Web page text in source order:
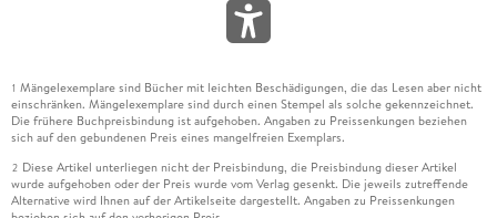
1 Mängelexemplare sind Bücher mit leichten Beschädigungen, die das Lesen aber nicht
einschränken. Mängelexemplare sind durch einen Stempel als solche gekennzeichnet.
Die frühere Buchpreisbindung ist aufgehoben. Angaben zu Preissenkungen beziehen
sich auf den gebundenen Preis eines mangelfreien Exemplars.
2 Diese Artikel unterliegen nicht der Preisbindung, die Preisbindung dieser Artikel
wurde aufgehoben oder der Preis wurde vom Verlag gesenkt. Die jeweils zutreffende
Alternative wird Ihnen auf der Artikelseite dargestellt. Angaben zu Preissenkungen